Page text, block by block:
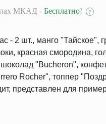
МКАД - Бесплатно! ?
- 2 шт., манго "Тайское",
красная смородина,
"Bucheron",
Rocher", топпер
представлен для